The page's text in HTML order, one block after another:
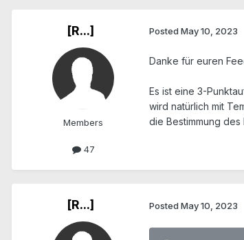
[R...]
Members
47
Posted May 10, 2023
Danke für euren
Es ist eine 3-
wird natürlich mit
die Bestimmung des
[R...] Posted May 10, 2023